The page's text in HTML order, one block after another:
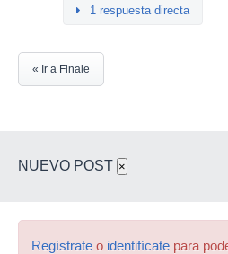
1 respuesta directa
« Ir a Finale
NUEVO POST ×
Regístrate o identifícate para